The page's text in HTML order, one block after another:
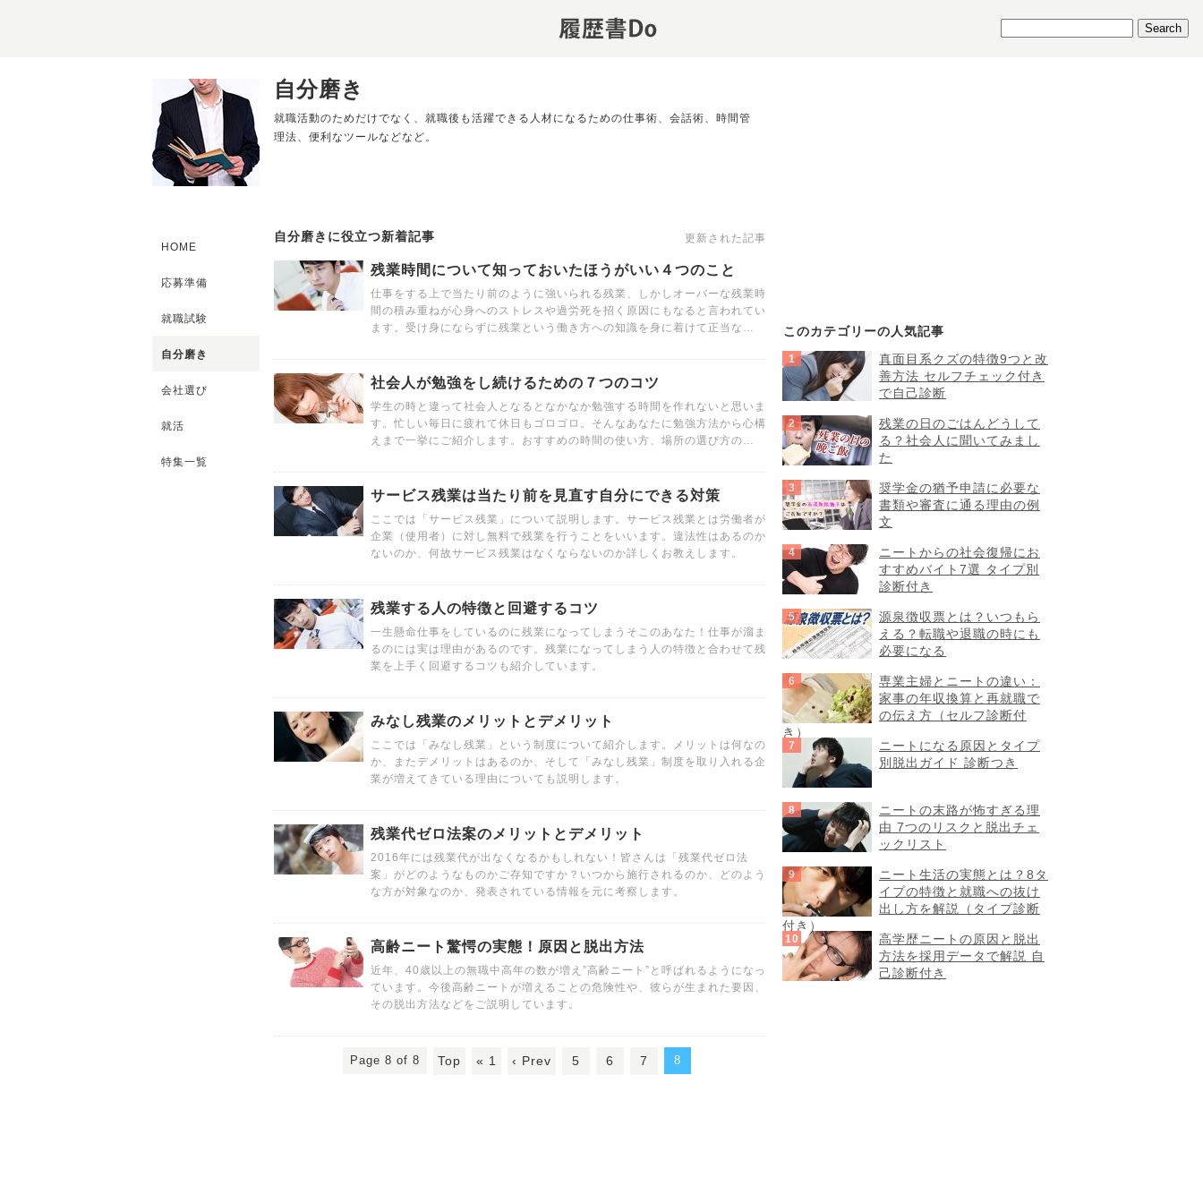
自分磨き
就職活動のためだけでなく、就職後も活躍できる人材になるための仕事術、会話術、時間管
理法、便利なツールなどなど。
HOME
応募準備
就職試験
自分磨き
会社選び
就活
特集一覧
自分磨きに役立つ新着記事 更新された記事
残業時間について知っておいたほうがいい４つのこと
仕事をする上で当たり前のように強いられる残業、しかしオーバーな残業時
間の積み重ねが心身へのストレスや過労死を招く原因にもなると言われてい
ます。受け身にならずに残業という働き方への知識を身に着けて正当な…
社会人が勉強をし続けるための７つのコツ
学生の時と違って社会人となるとなかなか勉強する時間を作れないと思いま
す。忙しい毎日に疲れて休日もゴロゴロ。そんなあなたに勉強方法から心構
えまで一挙にご紹介します。おすすめの時間の使い方、場所の選び方の…
サービス残業は当たり前を見直す自分にできる対策
ここでは「サービス残業」について説明します。サービス残業とは労働者が
企業（使用者）に対し無料で残業を行うことをいいます。違法性はあるのか
ないのか、何故サービス残業はなくならないのか詳しくお教えします。
残業する人の特徴と回避するコツ
一生懸命仕事をしているのに残業になってしまうそこのあなた！仕事が溜ま
るのには実は理由があるのです。残業になってしまう人の特徴と合わせて残
業を上手く回避するコツも紹介しています。
みなし残業のメリットとデメリット
ここでは「みなし残業」という制度について紹介します。メリットは何なの
か、またデメリットはあるのか、そして「みなし残業」制度を取り入れる企
業が増えてきている理由についても説明します。
残業代ゼロ法案のメリットとデメリット
2016年には残業代が出なくなるかもしれない！皆さんは「残業代ゼロ法
案」がどのようなものかご存知ですか？いつから施行されるのか、どのよう
な方が対象なのか、発表されている情報を元に考察します。
高齢ニート驚愕の実態！原因と脱出方法
近年、40歳以上の無職中高年の数が増え”高齢ニート”と呼ばれるようになっ
ています。今後高齢ニートが増えることの危険性や、彼らが生まれた要因、
その脱出方法などをご説明しています。
Page 8 of 8 Top « 1 ‹ Prev 5 6 7 8
このカテゴリーの人気記事
真面目系クズの特徴9つと改
善方法 セルフチェック付き
で自己診断
残業の日のごはんどうして
る？社会人に聞いてみまし
た
奨学金の猶予申請に必要な
書類や審査に通る理由の例
文
ニートからの社会復帰にお
すすめバイト7選 タイプ別
診断付き
源泉徴収票とは？いつもら
える？転職や退職の時にも
必要になる
専業主婦とニートの違い：
家事の年収換算と再就職で
の伝え方（セルフ診断付
き）
ニートになる原因とタイプ
別脱出ガイド 診断つき
ニートの末路が怖すぎる理
由 7つのリスクと脱出チェ
ックリスト
ニート生活の実態とは？8タ
イプの特徴と就職への抜け
出し方を解説（タイプ診断
付き）
高学歴ニートの原因と脱出
方法を採用データで解説 自
己診断付き